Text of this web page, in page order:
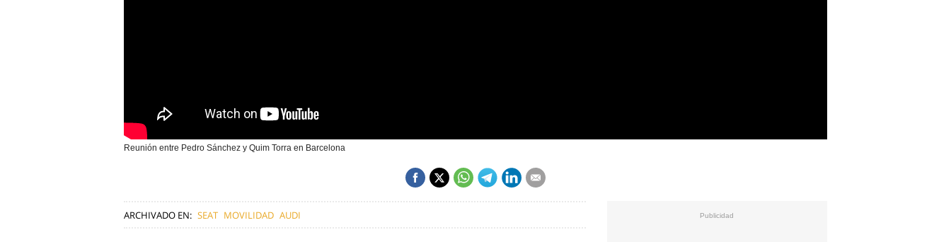
Reunión entre Pedro Sánchez y Quim Torra en Barcelona
ARCHIVADO EN: SEAT MOVILIDAD AUDI